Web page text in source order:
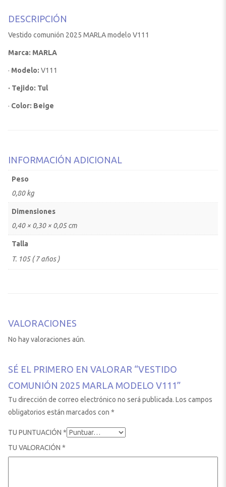
DESCRIPCIÓN
Vestido comunión 2025 MARLA modelo V111
Marca: MARLA
· Modelo: V111
· Tejido: Tul
· Color: Beige
INFORMACIÓN ADICIONAL
Peso
0,80 kg
Dimensiones
0,40 × 0,30 × 0,05 cm
Talla
T. 105 ( 7 años )
VALORACIONES
No hay valoraciones aún.
SÉ EL PRIMERO EN VALORAR “VESTIDO
COMUNIÓN 2025 MARLA MODELO V111”
Tu dirección de correo electrónico no será publicada. Los campos
obligatorios están marcados con *
TU PUNTUACIÓN *
TU VALORACIÓN *